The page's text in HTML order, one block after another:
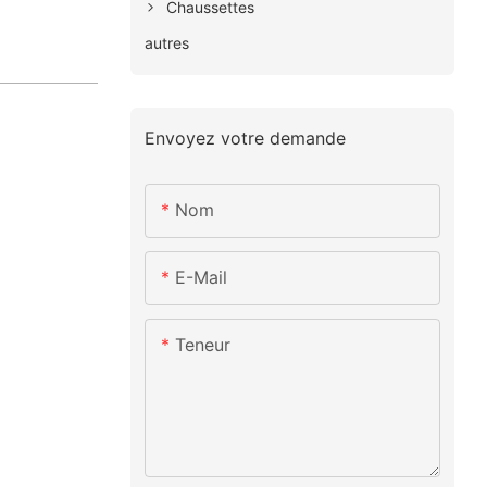
Chaussettes
autres
Envoyez votre demande
Nom
E-Mail
Teneur